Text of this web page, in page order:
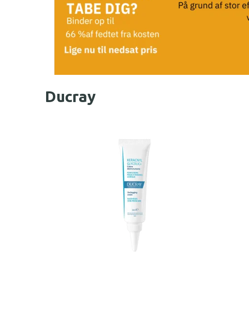
Ducray